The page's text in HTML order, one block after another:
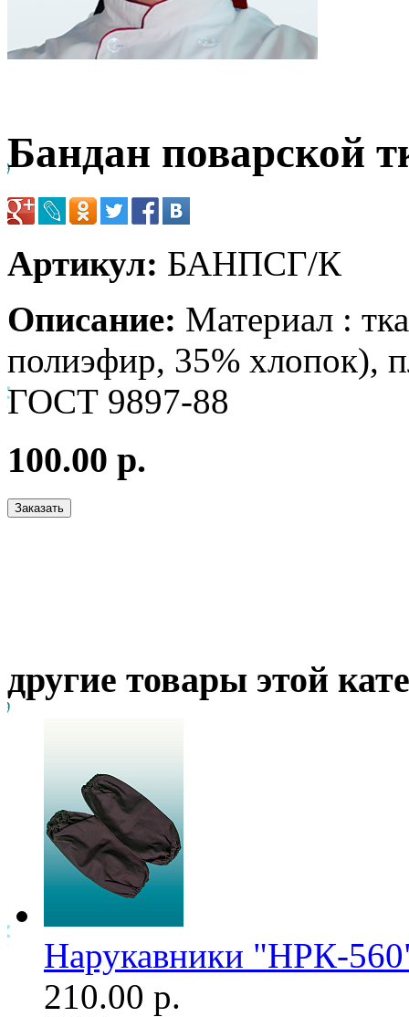
Бандан поварской
Артикул: БАНПСГ/К
Описание: Материал :
полиэфир, 35% хлопок),
ГОСТ 9897-88
100.00 р.
другие товары этой
Нарукавники "НРК-
210.00 р.